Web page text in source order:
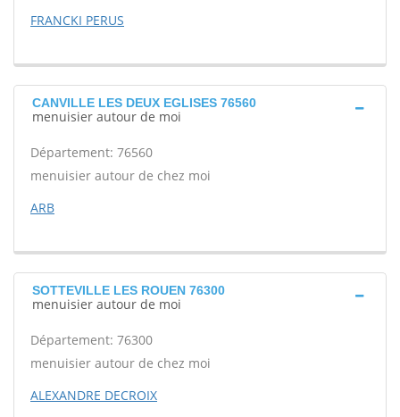
FRANCKI PERUS
CANVILLE LES DEUX EGLISES 76560
menuisier autour de moi
Département: 76560
menuisier autour de chez moi
ARB
SOTTEVILLE LES ROUEN 76300
menuisier autour de moi
Département: 76300
menuisier autour de chez moi
ALEXANDRE DECROIX